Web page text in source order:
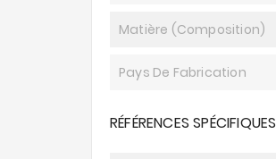
Matière (composition)
Pays De Fabrication
RÉFÉRENCES SPÉCIFIQUES